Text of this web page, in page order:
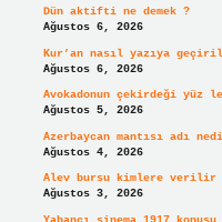
Dün aktifti ne demek ?
Ağustos 6, 2026
Kur’an nasıl yazıya
Ağustos 6, 2026
Avokadonun çekirdeği yüz
Ağustos 5, 2026
Azerbaycan mantısı adı
Ağustos 4, 2026
Alev bursu kimlere verilir
Ağustos 3, 2026